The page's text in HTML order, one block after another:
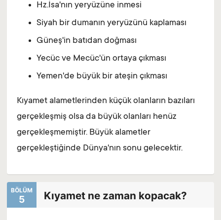
Hz.İsa'nın yeryüzüne inmesi
Siyah bir dumanın yeryüzünü kaplaması
Güneş'in batıdan doğması
Yecüc ve Mecüc'ün ortaya çıkması
Yemen'de büyük bir ateşin çıkması
Kıyamet alametlerinden küçük olanların bazıları
gerçekleşmiş olsa da büyük olanları henüz
gerçekleşmemiştir. Büyük alametler
gerçekleştiğinde Dünya'nın sonu gelecektir.
BÖLÜM
5 Kıyamet ne zaman kopacak?